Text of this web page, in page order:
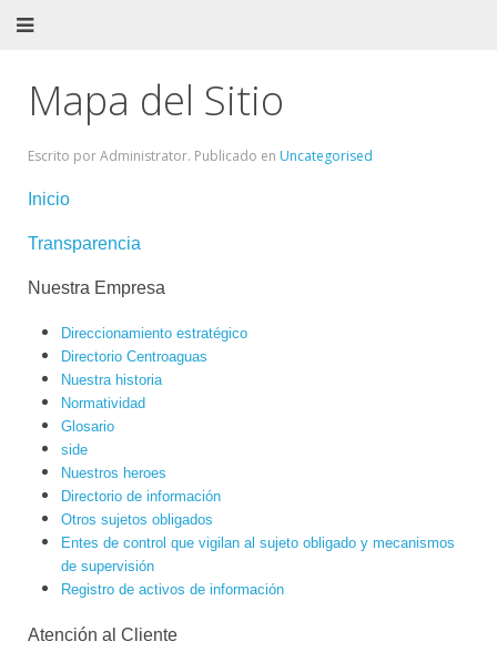
Mapa del Sitio
Escrito por Administrator. Publicado en Uncategorised
Inicio
Transparencia
Nuestra Empresa
Direccionamiento estratégico
Directorio Centroaguas
Nuestra historia
Normatividad
Glosario
side
Nuestros heroes
Directorio de información
Otros sujetos obligados
Entes de control que vigilan al sujeto obligado y mecanismos
de supervisión
Registro de activos de información
Atención al Cliente